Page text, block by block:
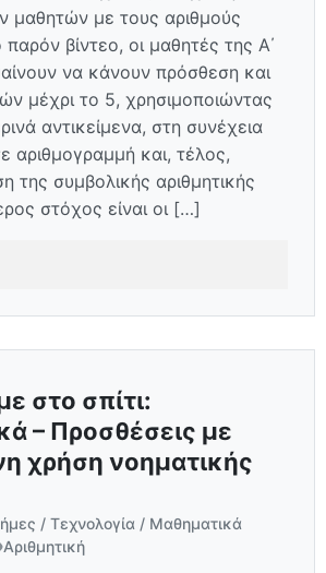
μαθητών με τους αριθμούς
βίντεο, οι μαθητές της Α΄
να κάνουν πρόσθεση και
μέχρι το 5, χρησιμοποιώντας
αντικείμενα, στη συνέχεια
αριθμογραμμή και, τέλος,
της συμβολικής αριθμητικής
στόχος είναι οι […]
στο σπίτι:
– Προσθέσεις με
χρήση νοηματικής
/ Τεχνολογία / Μαθηματικά
Αριθμητική